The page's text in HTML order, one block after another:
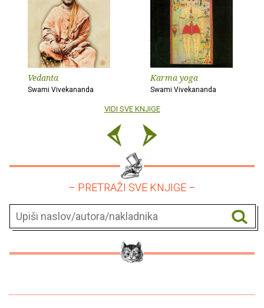
Vedanta
Swami Vivekananda
Karma yoga
Swami Vivekananda
VIDI SVE KNJIGE
– PRETRAŽI SVE KNJIGE –